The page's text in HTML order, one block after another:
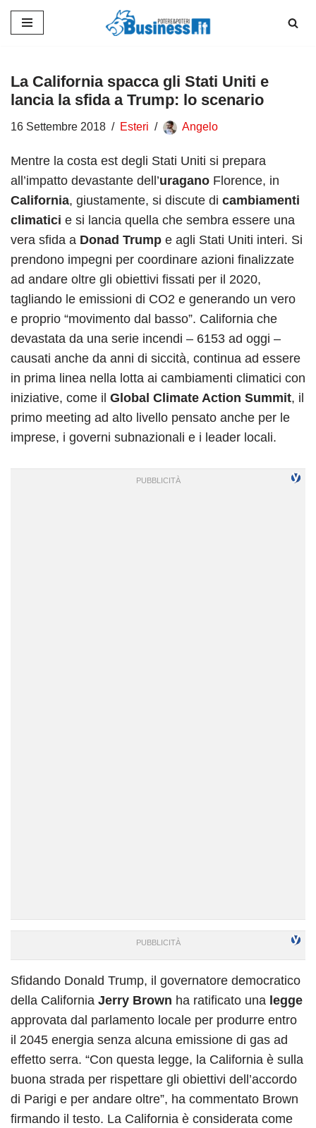
contenuto
La California spacca gli Stati Uniti e
lancia la sfida a Trump: lo scenario
16 Settembre 2018 Esteri Angelo
Mentre la costa est degli Stati Uniti si prepara
all’impatto devastante dell’uragano Florence, in
California, giustamente, si discute di cambiamenti
climatici e si lancia quella che sembra essere una
vera sfida a Donad Trump e agli Stati Uniti interi. Si
prendono impegni per coordinare azioni finalizzate
ad andare oltre gli obiettivi fissati per il 2020,
tagliando le emissioni di CO2 e generando un vero
e proprio “movimento dal basso”. California che
devastata da una serie incendi – 6153 ad oggi –
causati anche da anni di siccità, continua ad essere
in prima linea nella lotta ai cambiamenti climatici con
iniziative, come il Global Climate Action Summit, il
primo meeting ad alto livello pensato anche per le
imprese, i governi subnazionali e i leader locali.
Sfidando Donald Trump, il governatore democratico
della California Jerry Brown ha ratificato una legge
approvata dal parlamento locale per produrre entro
il 2045 energia senza alcuna emissione di gas ad
effetto serra. “Con questa legge, la California è sulla
buona strada per rispettare gli obiettivi dell’accordo
di Parigi e per andare oltre”, ha commentato Brown
firmando il testo. La California è considerata come